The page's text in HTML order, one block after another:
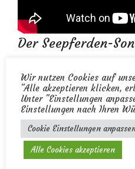
Der Seepferden-
In dem Video
unser Sohn Oskar
Auftritt! Er ist im
erkennen – er trägt
Pflaster auf
Wir nutzen Cookies auf
"Alle akzeptieren klicken,
Unter "Einstellungen
Einstellungen nach Ihren
Cookie Einstellungen
Alle Cookies akzeptieren